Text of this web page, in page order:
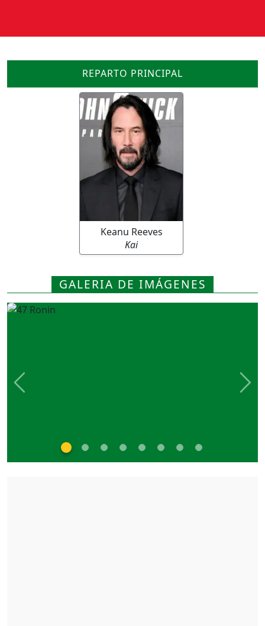
REPARTO PRINCIPAL
Keanu Reeves
Kai
GALERIA DE IMÁGENES
Previous Next